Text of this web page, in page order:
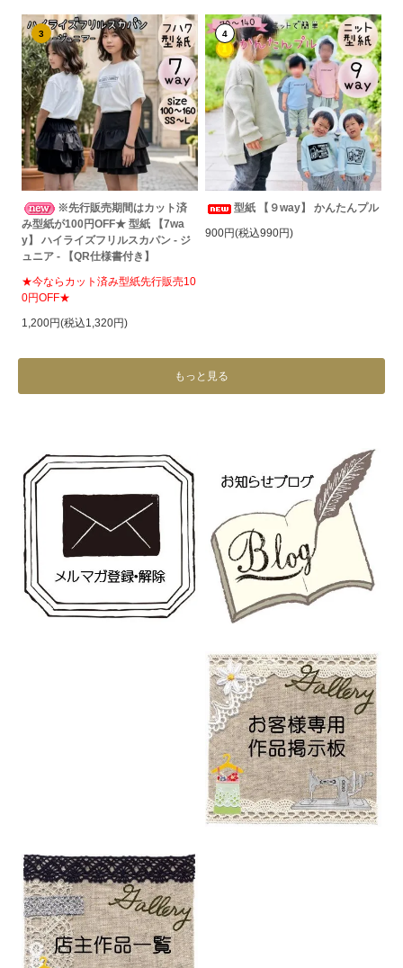
3
※先行販売期間はカット済
み型紙が100円OFF★ 型紙 【7wa
y】 ハイライズフリルスカパン - ジ
ュニア - 【QR仕様書付き】
★今ならカット済み型紙先行販売10
0円OFF★
1,200円(税込1,320円)
4
型紙 【９way】 かんたんプル
900円(税込990円)
もっと見る